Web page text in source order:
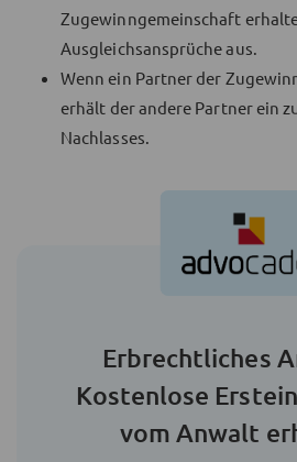
Zugewinngemeinschaft
Ausgleichsansprüche aus.
Wenn ein Partner der
erhält der andere Partner ein
Nachlasses.
Erbrechtliches
Kostenlose
vom Anwalt